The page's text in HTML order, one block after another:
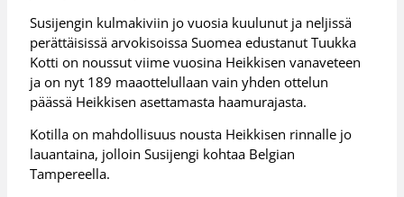
Susijengin kulmakiviin jo vuosia kuulunut ja neljissä
perättäisissä arvokisoissa Suomea edustanut Tuukka
Kotti on noussut viime vuosina Heikkisen vanaveteen
ja on nyt 189 maaottelullaan vain yhden ottelun
päässä Heikkisen asettamasta haamurajasta.
Kotilla on mahdollisuus nousta Heikkisen rinnalle jo
lauantaina, jolloin Susijengi kohtaa Belgian
Tampereella.